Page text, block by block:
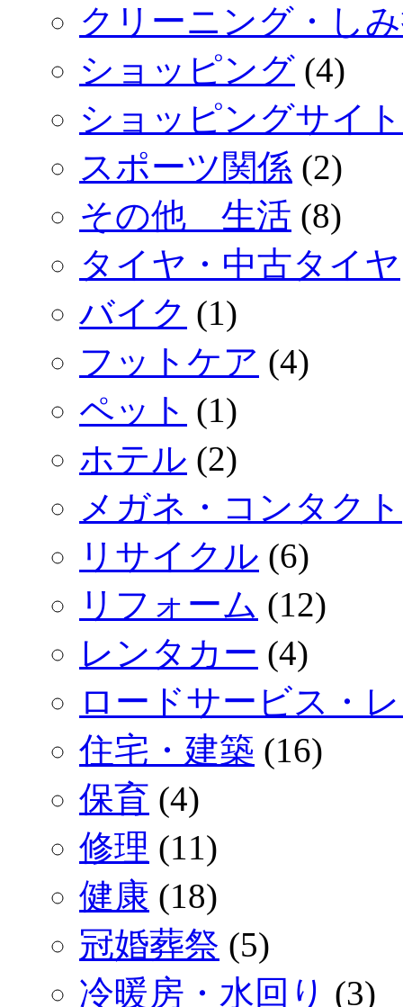
クリーニング・し
ショッピング (4)
ショッピングサイト
スポーツ関係 (2)
その他 生活 (8)
タイヤ・中古タイヤ
バイク (1)
フットケア (4)
ペット (1)
ホテル (2)
メガネ・コンタクト
リサイクル (6)
リフォーム (12)
レンタカー (4)
ロードサービス・
住宅・建築 (16)
保育 (4)
修理 (11)
健康 (18)
冠婚葬祭 (5)
冷暖房・水回り (3)